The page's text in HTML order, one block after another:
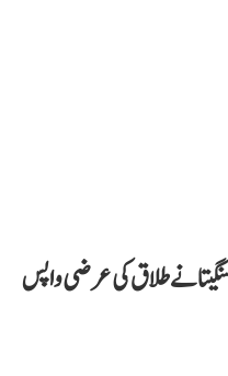
نے طلاق کی عرضی واپس